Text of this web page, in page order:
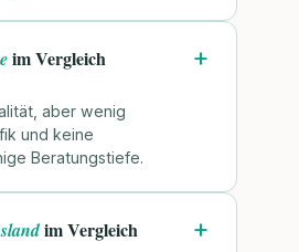
im Vergleich
aber wenig
und keine
Beratungstiefe.
im Vergleich